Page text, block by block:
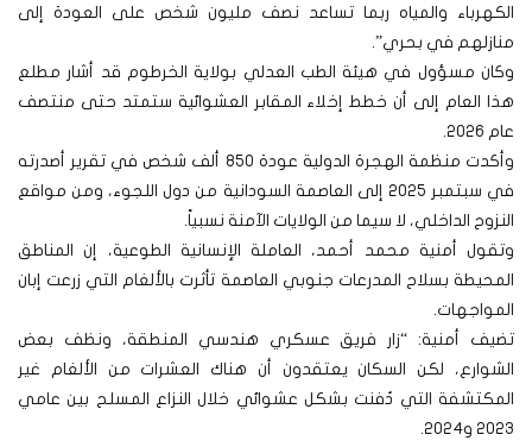
الكهرباء والمياه ربما تساعد نصف مليون شخص على العودة إلى
منازلهم في بحري”.
وكان مسؤول في هيئة الطب العدلي بولاية الخرطوم قد أشار مطلع
هذا العام إلى أن خطط إخلاء المقابر العشوائية ستمتد حتى منتصف
عام 2026.
وأكدت منظمة الهجرة الدولية عودة 850 ألف شخص في تقرير أصدرته
في سبتمبر 2025 إلى العاصمة السودانية من دول اللجوء، ومن مواقع
النزوح الداخلي، لا سيما من الولايات الآمنة نسبياً.
وتقول أمنية محمد أحمد، العاملة الإنسانية الطوعية، إن المناطق
المحيطة بسلاح المدرعات جنوبي العاصمة تأثرت بالألغام التي زرعت إبان
المواجهات.
تضيف أمنية: “زار فريق عسكري هندسي المنطقة، ونظف بعض
الشوارع، لكن السكان يعتقدون أن هناك العشرات من الألغام غير
المكتشفة التي دُفنت بشكل عشوائي خلال النزاع المسلح بين عامي
2023 و2024.